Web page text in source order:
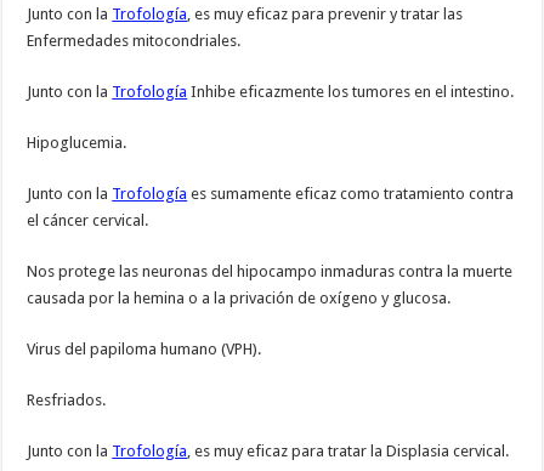
Junto con la Trofología, es muy eficaz para prevenir y tratar las
Enfermedades mitocondriales.
Junto con la Trofología Inhibe eficazmente los tumores en el intestino.
Hipoglucemia.
Junto con la Trofología es sumamente eficaz como tratamiento contra
el cáncer cervical.
Nos protege las neuronas del hipocampo inmaduras contra la muerte
causada por la hemina o a la privación de oxígeno y glucosa.
Virus del papiloma humano (VPH).
Resfriados.
Junto con la Trofología, es muy eficaz para tratar la Displasia cervical.